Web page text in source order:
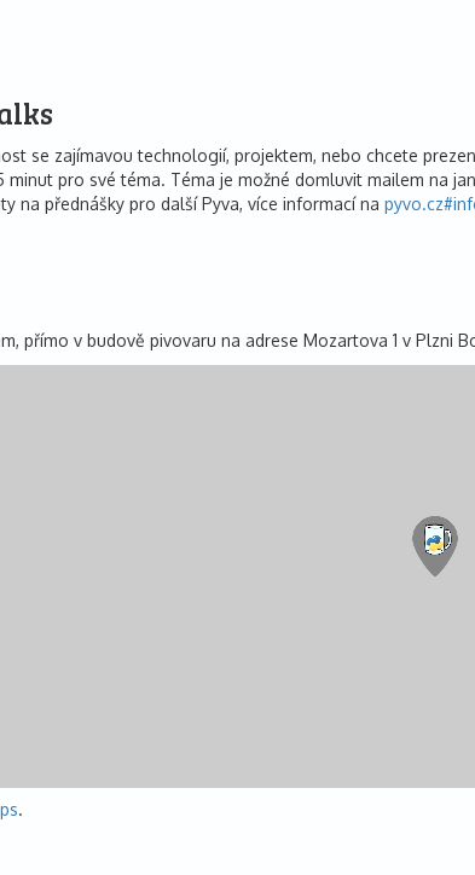
se zajímavou technologií, projektem, nebo chcete
minut pro své téma. Téma je možné domluvit mailem na
na přednášky pro další Pyva, více informací na
přímo v budově pivovaru na adrese Mozartova 1 v Plzni
.